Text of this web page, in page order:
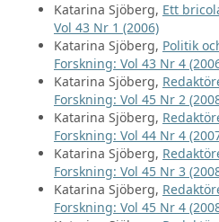
Katarina Sjöberg, Ett
Vol 43 Nr 1 (2006)
Katarina Sjöberg, Politik
Forskning: Vol 43 Nr 4
Katarina Sjöberg,
Forskning: Vol 45 Nr 2
Katarina Sjöberg,
Forskning: Vol 44 Nr 4
Katarina Sjöberg,
Forskning: Vol 45 Nr 3
Katarina Sjöberg,
Forskning: Vol 45 Nr 4